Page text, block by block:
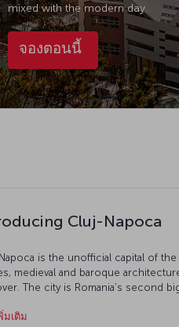
mixed with the modern day.
จองตอนนี้
Cluj-Napoca
is the unofficial capital of
medieval and baroque
The city is Romania’s second
In addition to its cafes
มเติม